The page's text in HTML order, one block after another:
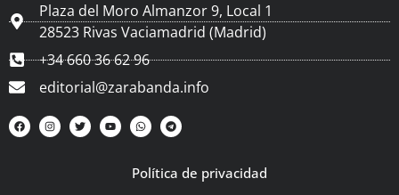
Plaza del Moro Almanzor 9, Local 1
28523 Rivas Vaciamadrid (Madrid)
+34 660 36 62 96
editorial@zarabanda.info
Política de privacidad